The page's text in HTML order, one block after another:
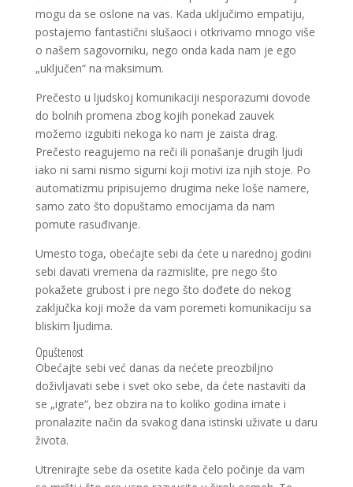
mogu da se oslone na vas. Kada uključimo empatiju,
postajemo fantastični slušaoci i otkrivamo mnogo više
o našem sagovorniku, nego onda kada nam je ego
„uključen“ na maksimum.
Prečesto u ljudskoj komunikaciji nesporazumi dovode
do bolnih promena zbog kojih ponekad zauvek
možemo izgubiti nekoga ko nam je zaista drag.
Prečesto reagujemo na reči ili ponašanje drugih ljudi
iako ni sami nismo sigurni koji motivi iza njih stoje. Po
automatizmu pripisujemo drugima neke loše namere,
samo zato što dopuštamo emocijama da nam
pomute rasuđivanje.
Umesto toga, obećajte sebi da ćete u narednoj godini
sebi davati vremena da razmislite, pre nego što
pokažete grubost i pre nego što dođete do nekog
zaključka koji može da vam poremeti komunikaciju sa
bliskim ljudima.
Opuštenost
Obećajte sebi već danas da nećete preozbiljno
doživljavati sebe i svet oko sebe, da ćete nastaviti da
se „igrate“, bez obzira na to koliko godina imate i
pronalazite način da svakog dana istinski uživate u daru
života.
Utrenirajte sebe da osetite kada čelo počinje da vam